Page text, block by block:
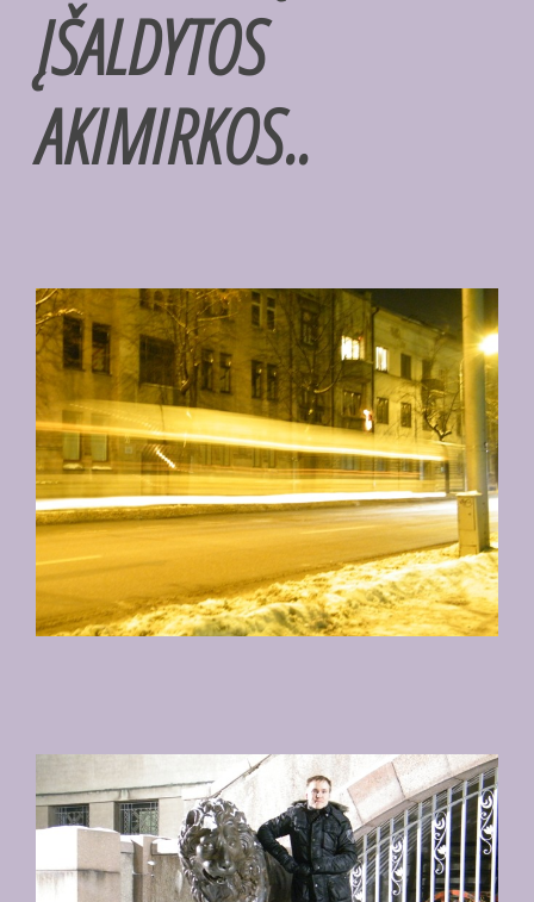
ĮŠALDYTOS
AKIMIRKOS..